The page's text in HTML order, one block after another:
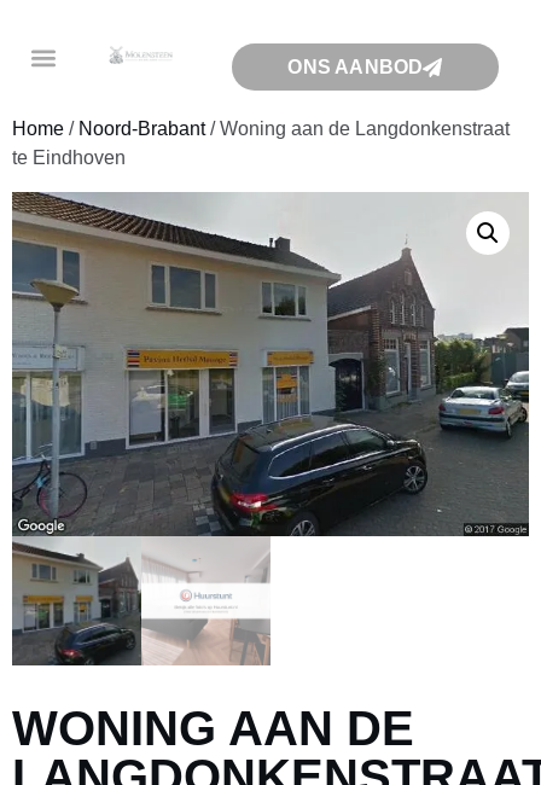
ONS AANBOD
Home / Noord-Brabant/ Woning aan de Langdonkenstraat
te Eindhoven
WONING AAN DE